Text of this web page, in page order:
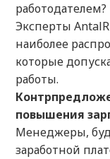
работодателем?
Эксперты
наиболее
которые
работы.
повышения
Менеджеры,
заработной